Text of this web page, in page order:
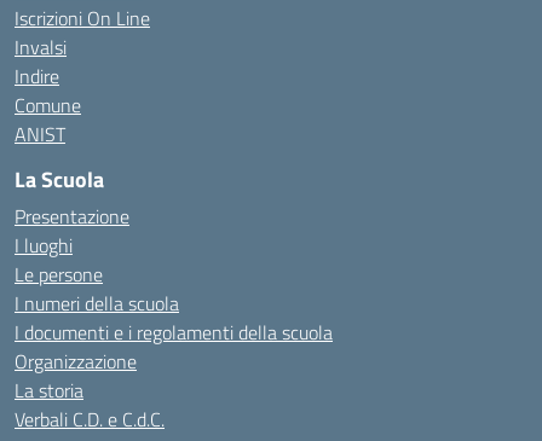
Iscrizioni On Line
Invalsi
Indire
Comune
ANIST
La Scuola
Presentazione
I luoghi
Le persone
I numeri della scuola
I documenti e i regolamenti della scuola
Organizzazione
La storia
Verbali C.D. e C.d.C.